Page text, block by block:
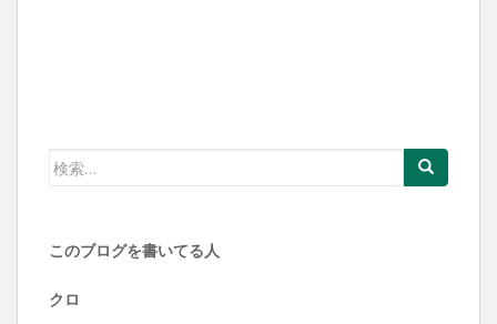
検
このブログを書いてる人
クロ